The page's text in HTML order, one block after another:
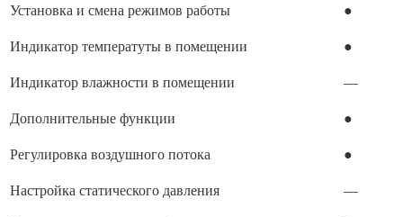
Установка и смена режимов работы ●
Индикатор температуты в помещении ●
Индикатор влажности в помещении —
Дополнительные функции ●
Регулировка воздушного потока ●
Настройка статического давления —